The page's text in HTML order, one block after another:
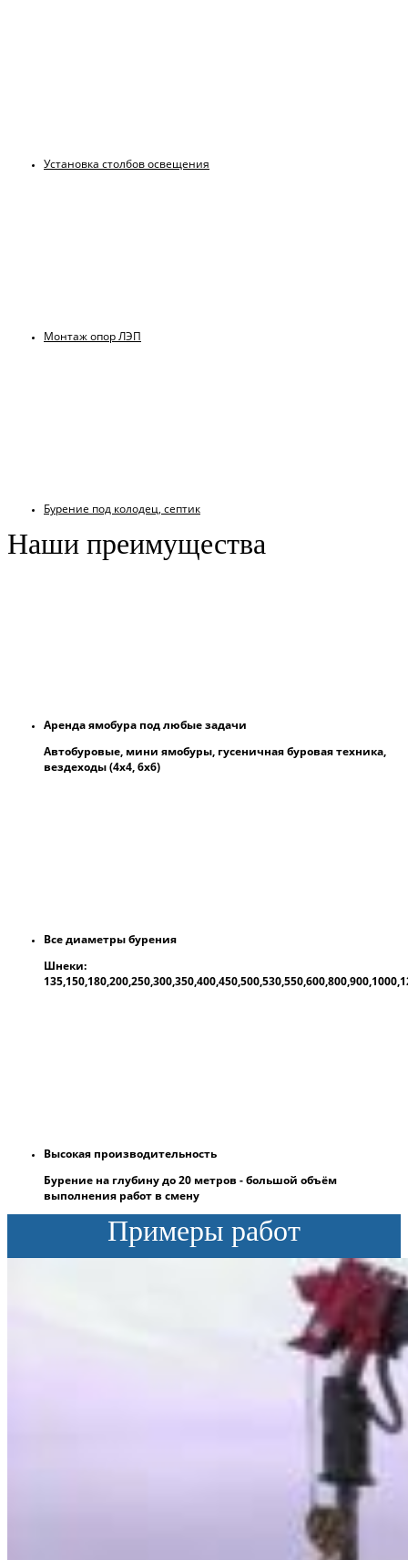
Установка столбов освещения
Монтаж опор ЛЭП
Бурение под колодец, септик
Наши преимущества
Аренда ямобура под любые задачи
Автобуровые, мини ямобуры, гусеничная буровая техника,
вездеходы (4х4, 6х6)
Все диаметры бурения
Шнеки:
Высокая производительность
Бурение на глубину до 20 метров - большой объём
выполнения работ в смену
Примеры работ